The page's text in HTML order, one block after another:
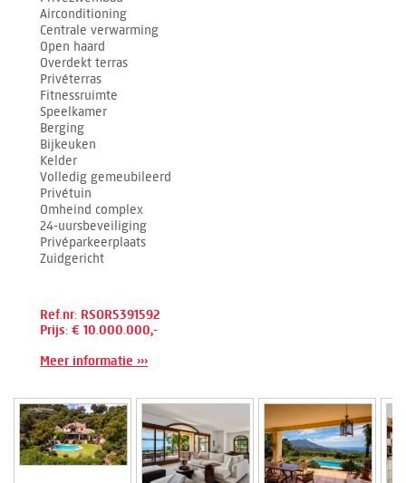
Airconditioning
Centrale verwarming
Open haard
Overdekt terras
Privéterras
Fitnessruimte
Speelkamer
Berging
Bijkeuken
Kelder
Volledig gemeubileerd
Privétuin
Omheind complex
24-uursbeveiliging
Privéparkeerplaats
Zuidgericht
Ref.nr: RSOR5391592
Prijs: € 10.000.000,-
Meer informatie ›››